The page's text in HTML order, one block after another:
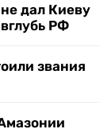
дал Киеву
РФ
звания